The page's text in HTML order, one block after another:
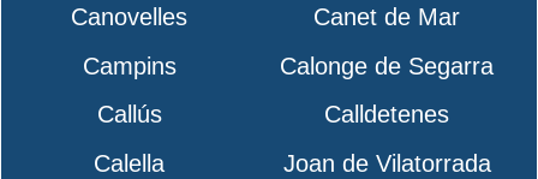
Canovelles
Canet de Mar
Campins
Calonge de Segarra
Callús
Calldetenes
Calella
Joan de Vilatorrada